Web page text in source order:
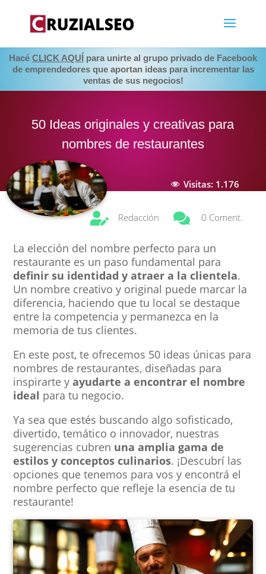
Hacé CLICK AQUÍ para unirte al grupo privado de Facebook
de emprendedores que aportan ideas para incrementar las
ventas de sus negocios!
50 Ideas originales y creativas para
nombres de restaurantes
Visitas: 1.176
 Redacción  0 Coment.
La elección del nombre perfecto para un
restaurante es un paso fundamental para
definir su identidad y atraer a la clientela.
Un nombre creativo y original puede marcar la
diferencia, haciendo que tu local se destaque
entre la competencia y permanezca en la
memoria de tus clientes.
En este post, te ofrecemos 50 ideas únicas para
nombres de restaurantes, diseñadas para
inspirarte y ayudarte a encontrar el nombre
ideal para tu negocio.
Ya sea que estés buscando algo sofisticado,
divertido, temático o innovador, nuestras
sugerencias cubren una amplia gama de
estilos y conceptos culinarios. ¡Descubrí las
opciones que tenemos para vos y encontrá el
nombre perfecto que refleje la esencia de tu
restaurante!